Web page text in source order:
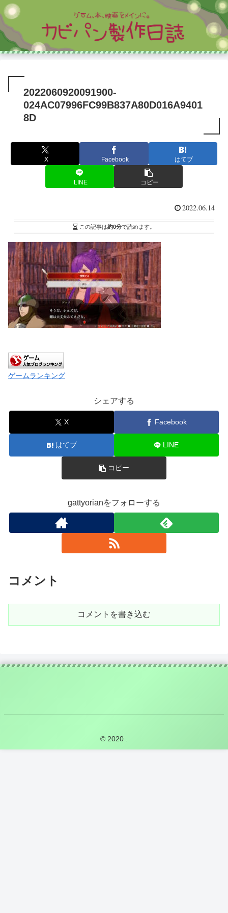
2022060920091900-
024AC07996FC99B837A80D016A9401
8D
X Facebook はてブ
LINE コピー
2022.06.14
この記事は約0分で読めます。
ゲームランキング
シェアする
X Facebook
はてブ LINE
コピー
gattyorianをフォローする
コメント
コメントを書き込む
© 2020 .